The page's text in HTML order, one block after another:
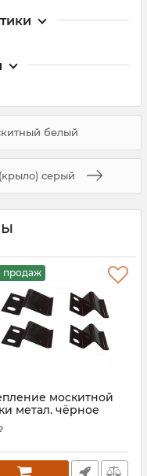
белый
серый
продаж
москитной
метал. чёрное